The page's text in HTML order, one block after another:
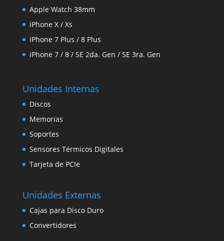
Apple Watch 38mm
iPhone X / Xs
iPhone 7 Plus / 8 Plus
iPhone 7 / 8 / SE 2da. Gen / SE 3ra. Gen
Unidades Internas
Discos
Memorias
Soportes
Sensores Térmicos Digitales
Tarjeta de PCIe
Unidades Externas
Cajas para Disco Duro
Convertidores